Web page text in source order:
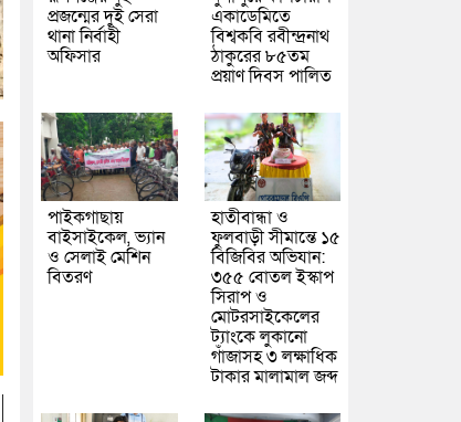
প্রজন্মের দুই সেরা
থানা নির্বাহী
অফিসার
একাডেমিতে
বিশ্বকবি রবীন্দ্রনাথ
ঠাকুরের ৮৫তম
প্রয়াণ দিবস পালিত
পাইকগাছায়
বাইসাইকেল, ভ্যান
ও সেলাই মেশিন
বিতরণ
হাতীবান্ধা ও
ফুলবাড়ী সীমান্তে ১৫
বিজিবির অভিযান:
৩৫৫ বোতল ইস্কাপ
সিরাপ ও
মোটরসাইকেলের
ট্যাংকে লুকানো
গাঁজাসহ ৩ লক্ষাধিক
টাকার মালামাল জব্দ